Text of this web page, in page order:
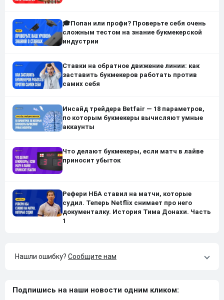
🎓Попан или профи? Проверьте себя очень
сложным тестом на знание букмекерской
индустрии
Ставки на обратное движение линии: как
заставить букмекеров работать против
самих себя
Инсайд трейдера Betfair — 18 параметров,
по которым букмекеры вычисляют умные
аккаунты
Что делают букмекеры, если матч в лайве
приносит убыток
Рефери НБА ставил на матчи, которые
судил. Теперь Netflix снимает про него
документалку. История Тима Донахи. Часть
1
Нашли ошибку? Сообщите нам
Подпишись на наши новости одним кликом: